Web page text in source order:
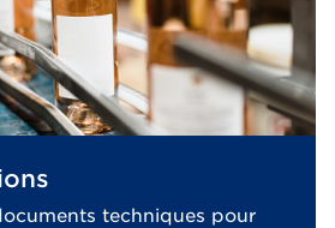
techniques pour